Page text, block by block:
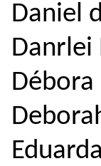
Daniel
Danrlei
Débora